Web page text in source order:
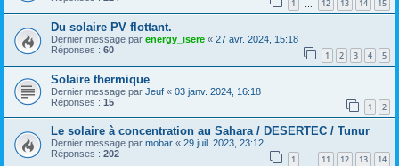
1 12 13 14 15
Du solaire PV flottant.
Dernier message par energy_isere « 27 avr. 2024, 15:18
Réponses : 60 1 2 3 4 5
Solaire thermique
Dernier message par Jeuf « 03 janv. 2024, 16:18
Réponses : 15 1 2
Le solaire à concentration au Sahara / DESERTEC / Tunur
Dernier message par mobar « 29 juil. 2023, 23:12
Réponses : 202 1 … 11 12 13 14